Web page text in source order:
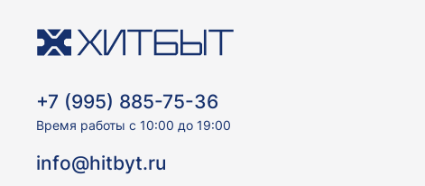
+7 (995) 885-75-36
Время работы с 10:00 до 19:00
info@hitbyt.ru